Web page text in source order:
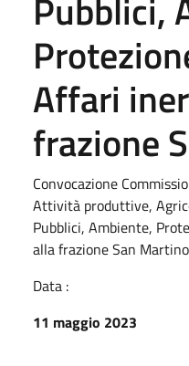
Affari
frazione
Convocazione
Attività produttive,
Pubblici, Ambiente,
alla frazione San Martino
Data :
11 maggio 2023